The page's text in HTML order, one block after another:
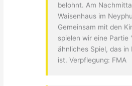
belohnt. Am
Waisenhaus im
Gemeinsam mit den
spielen wir eine Partie
ähnliches Spiel, das in
ist. Verpflegung: FMA